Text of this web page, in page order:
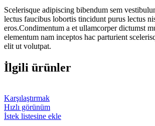
Scelerisque adipiscing bibendum sem
lectus faucibus lobortis tincidunt purus lectus
eros.Condimentum a et ullamcorper dictumst
elementum nam inceptos hac parturient
elit ut volutpat.
İlgili ürünler
Karşılaştırmak
Hızlı görünüm
İstek listesine ekle